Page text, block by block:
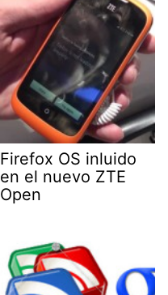
Firefox OS inluido
en el nuevo ZTE
Open